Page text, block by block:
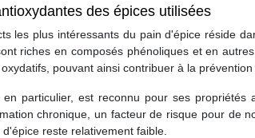
des épices utilisées
les plus intéressants du pain d'épice réside
riches en composés phénoliques et en
pouvant ainsi contribuer à la
en particulier, est reconnu pour ses
chronique, un facteur de risque pour de
reste relativement faible.